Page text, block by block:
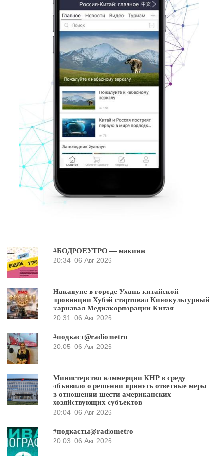
#БОДРОЕУТРО — макияж
20:34 06 Авг 2026
Накануне в городе Ухань китайской
провинции Хубэй стартовал Кинокультурный
карнавал Медиакорпорации Китая
20:31
06 Авг 2026
#подкаст@radiometro
20:05 06 Авг 2026
Министерство коммерции КНР в среду
объявило о решении принять ответные меры
в отношении шести американских
хозяйствующих субъектов
20:04 06 Авг 2026
#подкасты@radiometro
20:03 06 Авг 2026